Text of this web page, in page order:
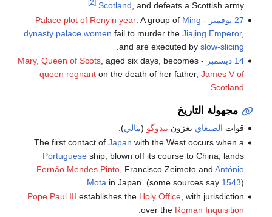
Scotland , and defeats a Scottish army.
[2]
27 نوفمبر -
Palace plot of Renyin year: A group of Ming
dynasty palace women fail to murder the Jiajing Emperor,
and are executed by slow-slicing
14 ديسمبر
-
Mary, Queen of Scots, aged six days, becomes
queen regnanton the death of her father, James V of
Scotland
مجهولة التاريخ
قوات الصنغاي يغزون بندوگو (مالي).
The first contact of Japan with the West occurs when a
Portugueseship, blown off its course to China, lands
Fernão Mendes Pinto, Francisco Zeimoto and António
Mota in Japan. (some sources say 1543).
Pope Paul III establishes the Holy Office, with jurisdiction
over the Roman Inquisition
.